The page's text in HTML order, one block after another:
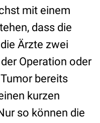
mit einem
dass die
Ärzte zwei
Operation oder
bereits
kurzen
so können die